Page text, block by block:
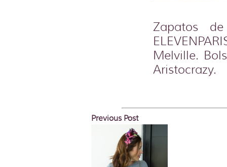
Zapatos
Melville.
Aristocrazy.
Previous Post